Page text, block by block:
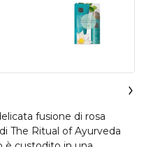
fusione di rosa
The Ritual of Ayurveda